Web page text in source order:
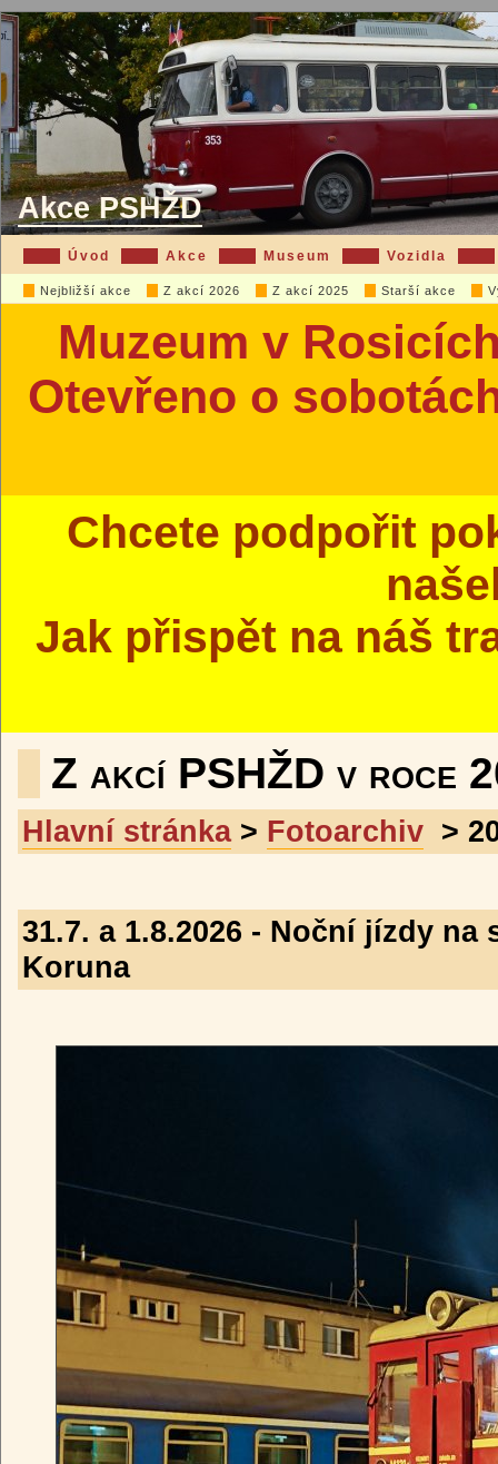
Akce PSHŽD
Úvod Akce Museum Vozidla
Nejbližší akce Z akcí 2026 Z akcí 2025 Starší akce
Muzeum v
Otevřeno o
Chcete podpořit
Jak přispět na náš
Z akcí PSHŽD v roce
Hlavní stránka> Fotoarchiv >
31.7. a 1.8.2026 - Noční jízdy
Koruna